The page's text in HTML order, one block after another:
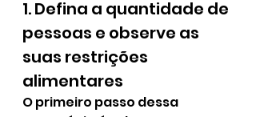
1. Defina a quantidade de
pessoas e observe as
suas restrições
alimentares
O primeiro passo dessa